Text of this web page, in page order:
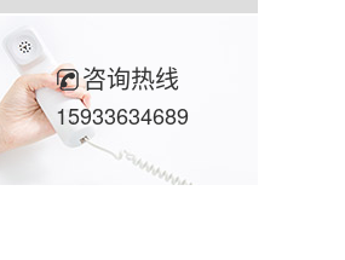
咨询热线
15933634689